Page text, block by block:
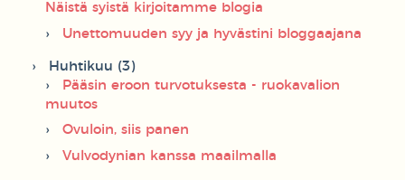
Näistä syistä kirjoitamme blogia
Unettomuuden syy ja hyvästini bloggaajana
Huhtikuu (3)
Pääsin eroon turvotuksesta - ruokavalion
muutos
Ovuloin, siis panen
Vulvodynian kanssa maailmalla